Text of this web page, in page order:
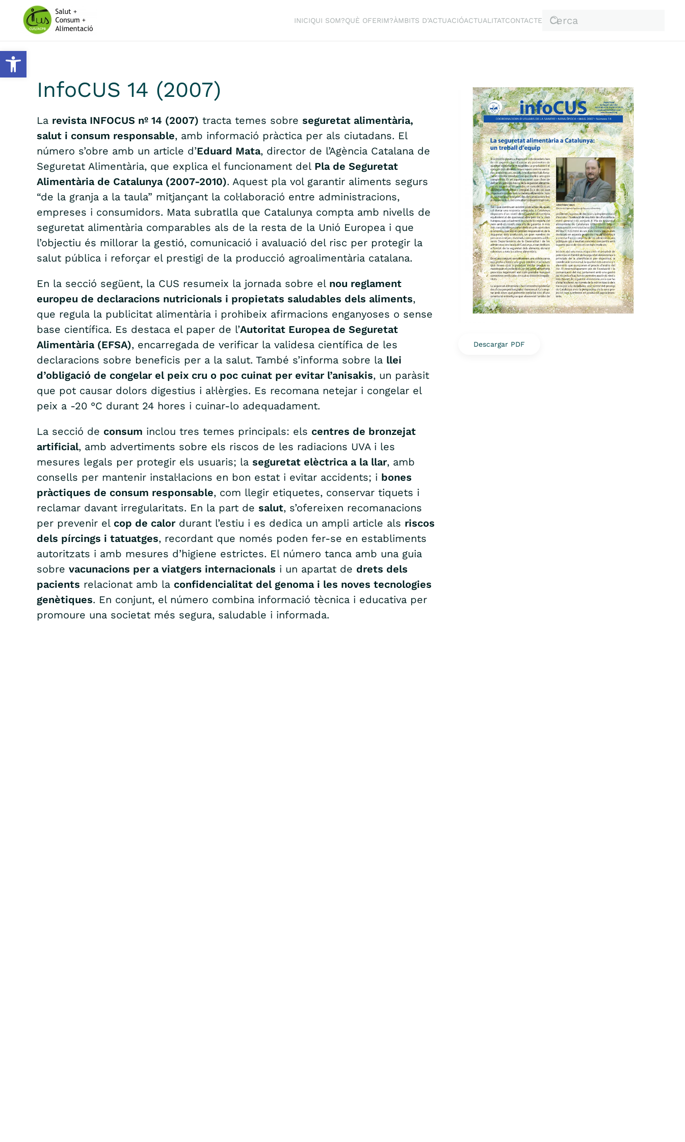
Obre la barra d'eines
Skip to main content
INICIQUI SOM?QUÈ OFERIM?ÀMBITS D’ACTUACIÓACTUALITATCONTACTE
InfoCUS 14 (2007)
La revista INFOCUS nº 14 (2007) tracta temes sobre seguretat alimentària,
salut i consum responsable, amb informació pràctica per als ciutadans. El
número s’obre amb un article d’Eduard Mata, director de l’Agència Catalana de
Seguretat Alimentària, que explica el funcionament del Pla de Seguretat
Alimentària de Catalunya (2007-2010). Aquest pla vol garantir aliments segurs
“de la granja a la taula” mitjançant la col·laboració entre administracions,
empreses i consumidors. Mata subratlla que Catalunya compta amb nivells de
seguretat alimentària comparables als de la resta de la Unió Europea i que
l’objectiu és millorar la gestió, comunicació i avaluació del risc per protegir la
salut pública i reforçar el prestigi de la producció agroalimentària catalana.
En la secció següent, la CUS resumeix la jornada sobre el nou reglament
europeu de declaracions nutricionals i propietats saludables dels aliments,
que regula la publicitat alimentària i prohibeix afirmacions enganyoses o sense
base científica. Es destaca el paper de l’Autoritat Europea de Seguretat
Alimentària (EFSA), encarregada de verificar la validesa científica de les
declaracions sobre beneficis per a la salut. També s’informa sobre la llei
d’obligació de congelar el peix cru o poc cuinat per evitar l’anisakis, un paràsit
que pot causar dolors digestius i al·lèrgies. Es recomana netejar i congelar el
peix a -20 °C durant 24 hores i cuinar-lo adequadament.
La secció de consum inclou tres temes principals: els centres de bronzejat
artificial, amb advertiments sobre els riscos de les radiacions UVA i les
mesures legals per protegir els usuaris; la seguretat elèctrica a la llar, amb
consells per mantenir instal·lacions en bon estat i evitar accidents; i bones
pràctiques de consum responsable, com llegir etiquetes, conservar tiquets i
reclamar davant irregularitats. En la part de salut, s’ofereixen recomanacions
per prevenir el cop de calordurant l’estiu i es dedica un ampli article als riscos
dels pírcings i tatuatges, recordant que només poden fer-se en establiments
autoritzats i amb mesures d’higiene estrictes. El número tanca amb una guia
sobre vacunacions per a viatgers internacionals i un apartat de drets dels
pacients relacionat amb la confidencialitat del genoma i les noves tecnologies
genètiques. En conjunt, el número combina informació tècnica i educativa per
promoure una societat més segura, saludable i informada.
Descargar PDF